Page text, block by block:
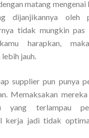
matang
dijanjikannya oleh
tidak mungkin pas
harapkan,
jauh.
supplier pun punya
Memaksakan
yang terlampau
kerja jadi tidak